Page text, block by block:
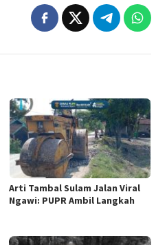
Arti Tambal Sulam Jalan Viral
Ngawi: PUPR Ambil Langkah